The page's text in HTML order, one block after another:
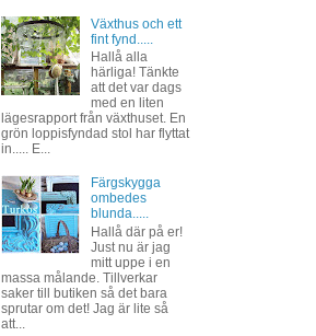
Växthus och ett
fint fynd.....
Hallå alla
härliga! Tänkte
att det var dags
med en liten
lägesrapport från växthuset. En
grön loppisfyndad stol har flyttat
in..... E...
Färgskygga
ombedes
blunda.....
Hallå där på er!
Just nu är jag
mitt uppe i en
massa målande. Tillverkar
saker till butiken så det bara
sprutar om det! Jag är lite så
att...